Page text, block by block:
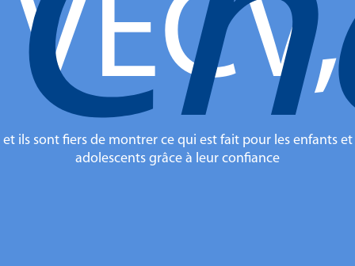
VECV,
et ils sont fiers de montrer ce qui est fait pour les enfants et
adolescents grâce à leur confiance